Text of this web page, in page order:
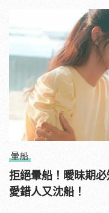
暈船
拒絕暈船！曖昧期
愛錯人又沈船！